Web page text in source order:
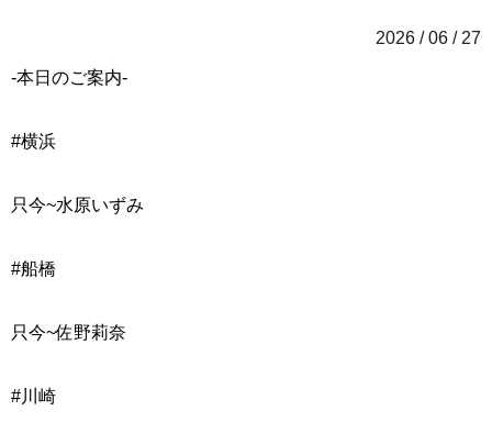
2026 / 06 / 27
-本日のご案内-
#横浜
只今~水原いずみ
#船橋
只今~佐野莉奈
#川崎